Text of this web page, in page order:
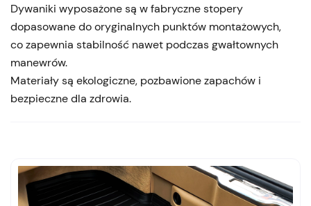
Dywaniki wyposażone są w fabryczne stopery
dopasowane do oryginalnych punktów montażowych,
co zapewnia stabilność nawet podczas gwałtownych
manewrów.
Materiały są ekologiczne, pozbawione zapachów i
bezpieczne dla zdrowia.